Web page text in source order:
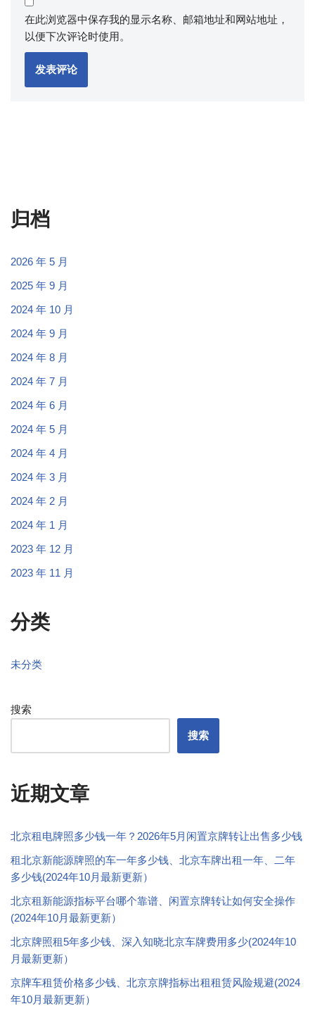
在此浏览器中保存我的显示名称、邮箱地址和网站地址，
以便下次评论时使用。
归档
2026 年 5 月
2025 年 9 月
2024 年 10 月
2024 年 9 月
2024 年 8 月
2024 年 7 月
2024 年 6 月
2024 年 5 月
2024 年 4 月
2024 年 3 月
2024 年 2 月
2024 年 1 月
2023 年 12 月
2023 年 11 月
分类
未分类
搜索
搜索
近期文章
北京租电牌照多少钱一年？2026年5月闲置京牌转让出售多少钱
租北京新能源牌照的车一年多少钱、北京车牌出租一年、二年
多少钱(2024年10月最新更新）
北京租新能源指标平台哪个靠谱、闲置京牌转让如何安全操作
(2024年10月最新更新）
北京牌照租5年多少钱、深入知晓北京车牌费用多少(2024年10
月最新更新）
京牌车租赁价格多少钱、北京京牌指标出租租赁风险规避(2024
年10月最新更新）